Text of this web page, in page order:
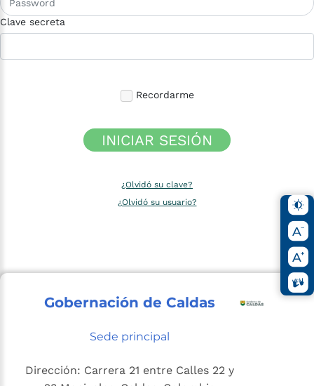
Clave secreta
Recordarme
INICIAR SESIÓN
¿Olvidó su clave?
¿Olvidó su usuario?
Gobernación de Caldas
Sede principal
Dirección: Carrera 21 entre Calles 22 y